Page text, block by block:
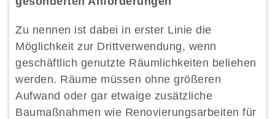
Zu nennen ist dabei in erster Linie die
Möglichkeit zur Drittverwendung, wenn
geschäftlich genutzte Räumlichkeiten beliehen
werden. Räume müssen ohne größeren
Aufwand oder gar etwaige zusätzliche
Baumaßnahmen wie Renovierungsarbeiten für